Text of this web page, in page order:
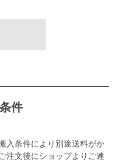
件
入条件により別途送料がか
注文後にショップよりご連